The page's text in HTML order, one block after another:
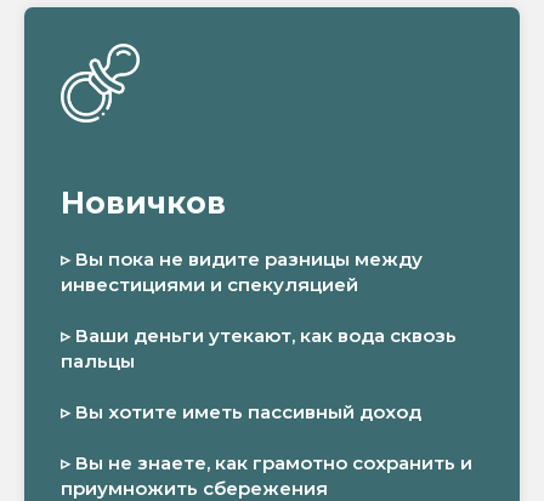
Новичков
▹ Вы пока не видите разницы между
инвестициями и спекуляцией
▹ Ваши деньги утекают, как вода сквозь
пальцы
▹ Вы хотите иметь пассивный доход
▹ Вы не знаете, как грамотно сохранить и
приумножить сбережения